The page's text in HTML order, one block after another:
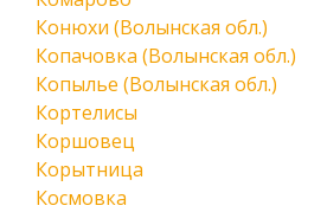
Конюхи (Волынская обл.)
Копачовка (Волынская обл.)
Копылье (Волынская обл.)
Кортелисы
Коршовец
Корытница
Космовка